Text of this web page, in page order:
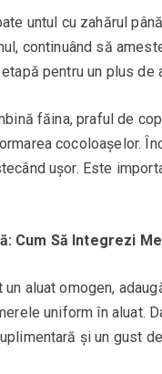
untul cu zahărul
continuând să
pentru un plus de
făina, praful de
cocoloașelor.
ușor. Este
Cum Să Integrezi
un aluat omogen,
uniform în aluat.
și un gust